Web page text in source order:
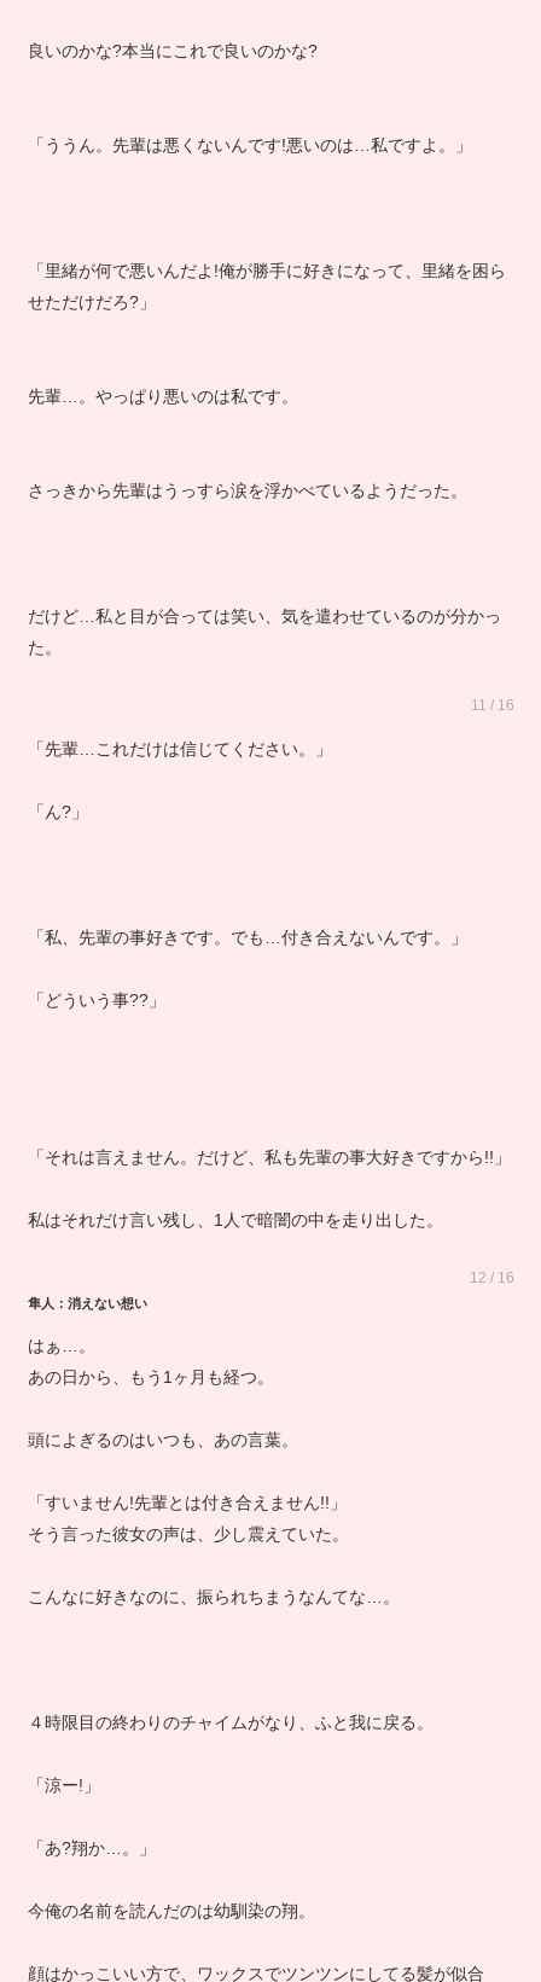
良いのかな?本当にこれで良いのかな?
「ううん。先輩は悪くないんです!悪いのは…私ですよ。」
「里緒が何で悪いんだよ!俺が勝手に好きになって、里緒を困ら
せただけだろ?」
先輩…。やっぱり悪いのは私です。
さっきから先輩はうっすら涙を浮かべているようだった。
だけど…私と目が合っては笑い、気を遣わせているのが分かっ
た。
11 / 16
「先輩…これだけは信じてください。」
「ん?」
「私、先輩の事好きです。でも…付き合えないんです。」
「どういう事??」
「それは言えません。だけど、私も先輩の事大好きですから!!」
私はそれだけ言い残し、1人で暗闇の中を走り出した。
12 / 16
隼人：消えない想い
はぁ…。
あの日から、もう1ヶ月も経つ。
頭によぎるのはいつも、あの言葉。
「すいません!先輩とは付き合えません!!」
そう言った彼女の声は、少し震えていた。
こんなに好きなのに、振られちまうなんてな…。
４時限目の終わりのチャイムがなり、ふと我に戻る。
「涼ー!」
「あ?翔か…。」
今俺の名前を読んだのは幼馴染の翔。
顔はかっこいい方で、ワックスでツンツンにしてる髪が似合